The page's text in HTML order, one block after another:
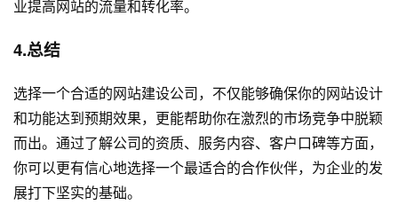
业提高网站的流量和转化率。
4.总结
选择一个合适的网站建设公司，不仅能够确保你的网站设计
和功能达到预期效果，更能帮助你在激烈的市场竞争中脱颖
而出。通过了解公司的资质、服务内容、客户口碑等方面，
你可以更有信心地选择一个最适合的合作伙伴，为企业的发
展打下坚实的基础。